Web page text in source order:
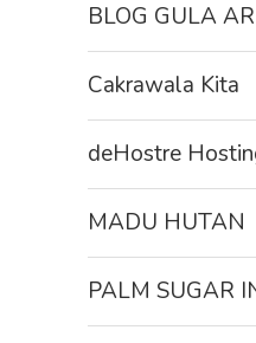
BLOG GULA
Cakrawala Kita
deHostre
MADU HUTAN
PALM SUGAR